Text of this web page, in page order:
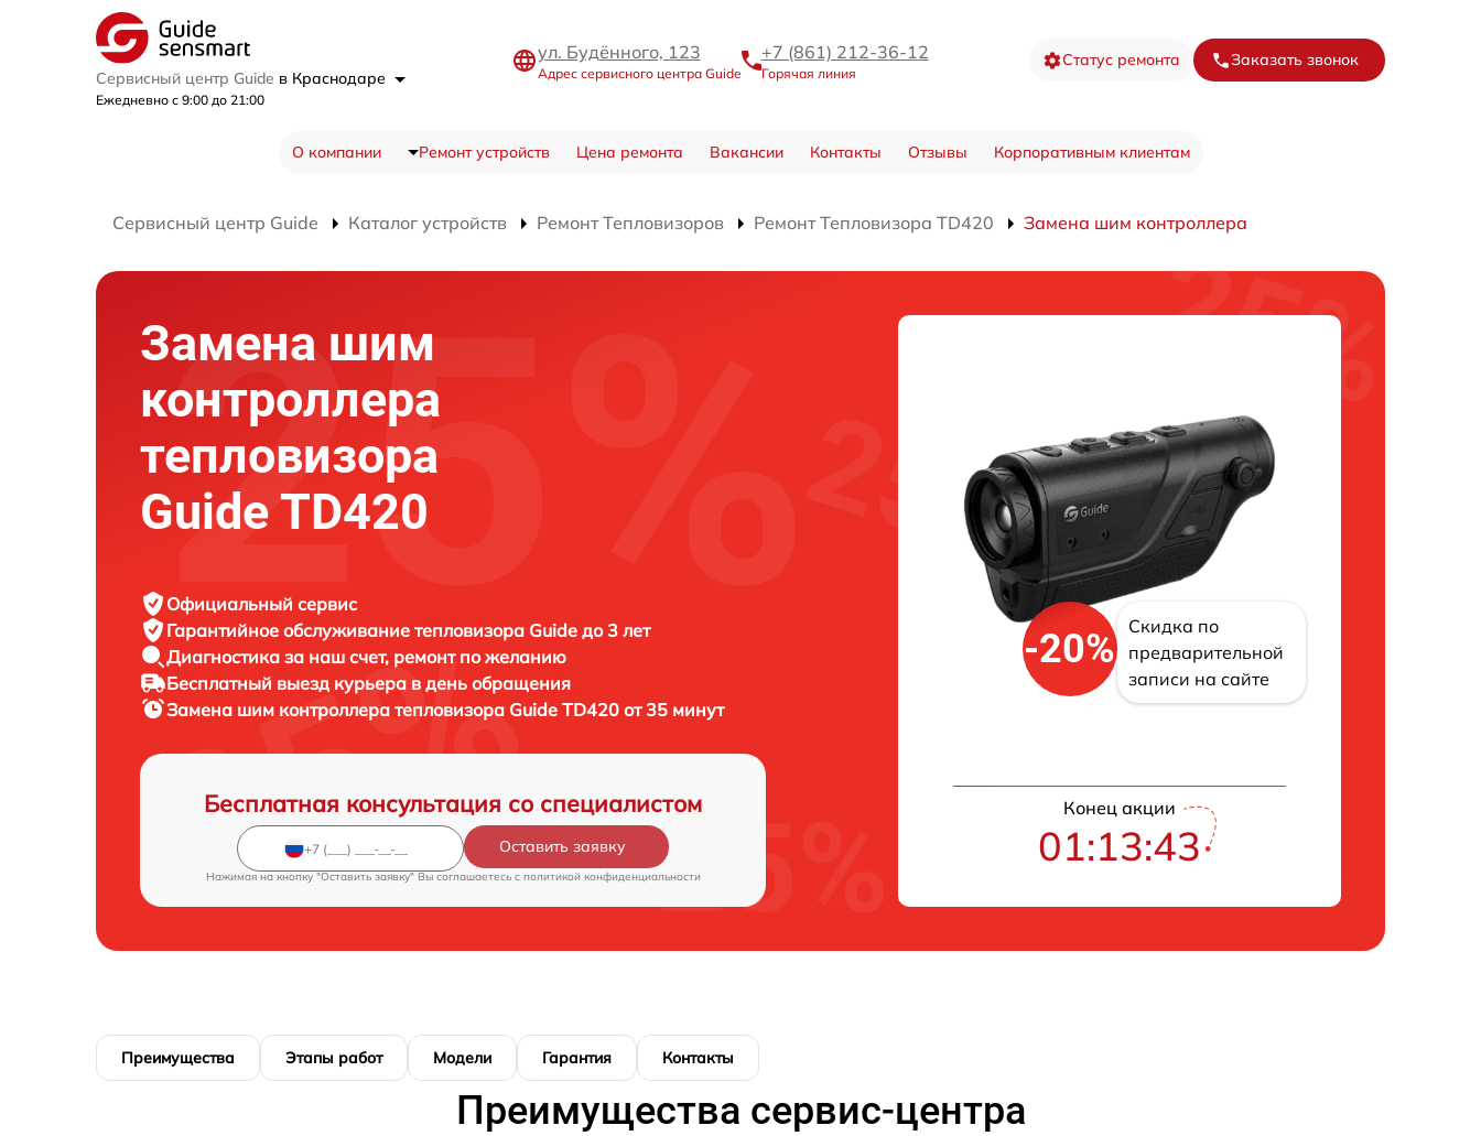
Сервисный центр Guide в Краснодаре
Ежедневно с 9:00 до 21:00
ул. Будённого, 123
Адрес сервисного центра Guide
+7 (861) 212-36-12
Горячая линия
Статус ремонта Заказать звонок
О компании Ремонт устройств Цена ремонта Вакансии Контакты Отзывы Корпоративным клиентам
Сервисный центр Guide Каталог устройств Ремонт Тепловизоров Ремонт Тепловизора TD420 Замена шим контроллера
Замена шим
контроллера
тепловизора
Guide TD420
Официальный сервис
Гарантийное обслуживание тепловизора Guide до 3 лет
Диагностика за наш счет, ремонт по желанию
Бесплатный выезд курьера в день обращения
Замена шим контроллера тепловизора Guide TD420 от 35 минут
Бесплатная консультация со специалистом
Оставить заявку
Нажимая на кнопку "Оставить заявку" Вы соглашаетесь c политикой конфиденциальности
-20%
Скидка по
предварительной
записи на сайте
Конец акции
01:13:42
Преимущества Этапы работ Модели Гарантия Контакты
Преимущества сервис-центра